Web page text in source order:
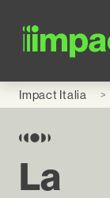
Impact Italia
La